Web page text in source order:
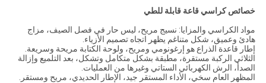
خصائص كراسي قاعة قابلة للطي
مواد الكراسي والمزايا: نسيج مريح، ليس حار في فصل الصيف، مزاج
هادئ وعميق، شكل متناغم يظهر اتجاه تصميم الأزياء.
إطار قاعدة الذراع هو إرغونومي ومريح، ولوحة الكتابة مريحة وسريعة.
الثلاثي الركبة مستقرة، مطبقة بشكل متكامل وتشكل، بعد التلميع وإزالة
الصدأ، الرش الكهربائي الستاتي وغيرها من العمليات.
المظهر العام سخي، الأداء المستقر جيد، الإطار الحديدي، مريح ومستقر.